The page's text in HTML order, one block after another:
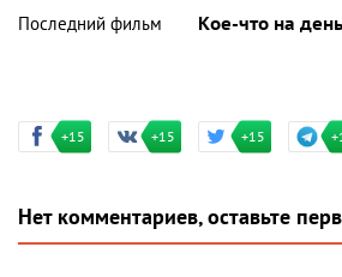
Последний фильм
Кое-что на
+15 +15 +15
Нет комментариев, оставьте